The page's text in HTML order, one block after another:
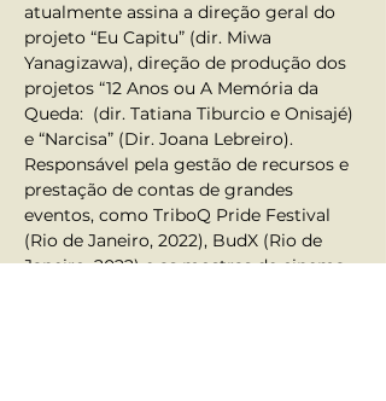
atualmente assina a direção geral do
projeto “Eu Capitu” (dir. Miwa
Yanagizawa), direção de produção dos
projetos “12 Anos ou A Memória da
Queda:  (dir. Tatiana Tiburcio e Onisajé)
e “Narcisa” (Dir. Joana Lebreiro).
Responsável pela gestão de recursos e
prestação de contas de grandes
eventos, como TriboQ Pride Festival
(Rio de Janeiro, 2022), BudX (Rio de
Janeiro, 2022) e as mostras de cinema